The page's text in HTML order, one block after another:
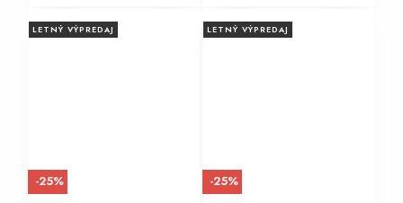
LETNÝ VÝPREDAJ
-25%
LETNÝ VÝPREDAJ
-25%